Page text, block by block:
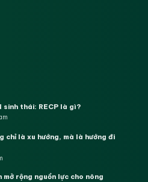
sinh thái: RECP là gì?
chỉ là xu hướng, mà là hướng đi
rộng nguồn lực cho nông